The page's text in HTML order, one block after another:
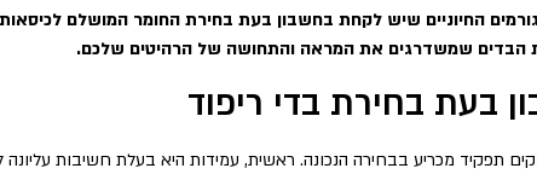
החיוניים שיש לקחת בחשבון בעת בחירת החומר המושלם
הבדים שמשדרגים את המראה והתחושה של הרהיטים שלכם.
בעת בחירת בדי ריפוד
תפקיד מכריע בבחירה הנכונה. ראשית, עמידות היא בעלת חשיבות עליונה